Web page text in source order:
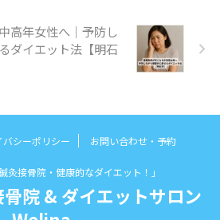
高年女性へ｜予防し
ダイエット法【明石
バシーポリシー お問い合わせ・予約
灸接骨院・健康的なダイエット！」
院 & ダイエットサロン